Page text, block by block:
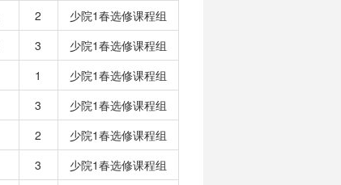
2
少院1春选修课程组
3
少院1春选修课程组
1
少院1春选修课程组
3
少院1春选修课程组
2
少院1春选修课程组
3
少院1春选修课程组